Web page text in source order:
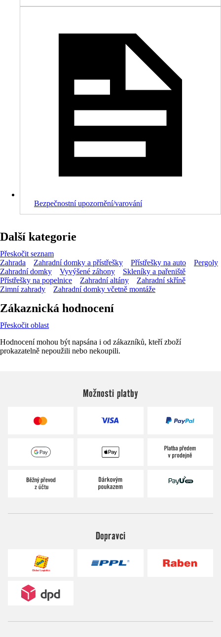
Bezpečnostní upozornění/varování
Další kategorie
Přeskočit seznam
Zahrada
Zahradní domky a přístřešky Přístřešky na auto
Pergoly
Zahradní domky
Vyvýšené záhony
Skleníky a pařeniště
Přístřešky na popelnice
Zahradní altány
Zahradní skříně
Zimní zahrady
Zahradní domky včetně montáže
Zákaznická hodnocení
Přeskočit oblast
Hodnocení mohou být napsána i od zákazníků, kteří zboží
prokazatelně nepoužili nebo nekoupili.
Možnosti platby
Dopravci